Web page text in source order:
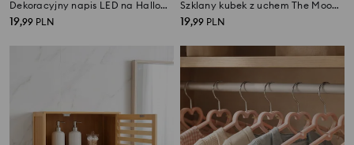
Dekoracyjny napis LED na Halloween
19,99 PLN
Szklany kubek z uchem The Moomins
19,99 PLN